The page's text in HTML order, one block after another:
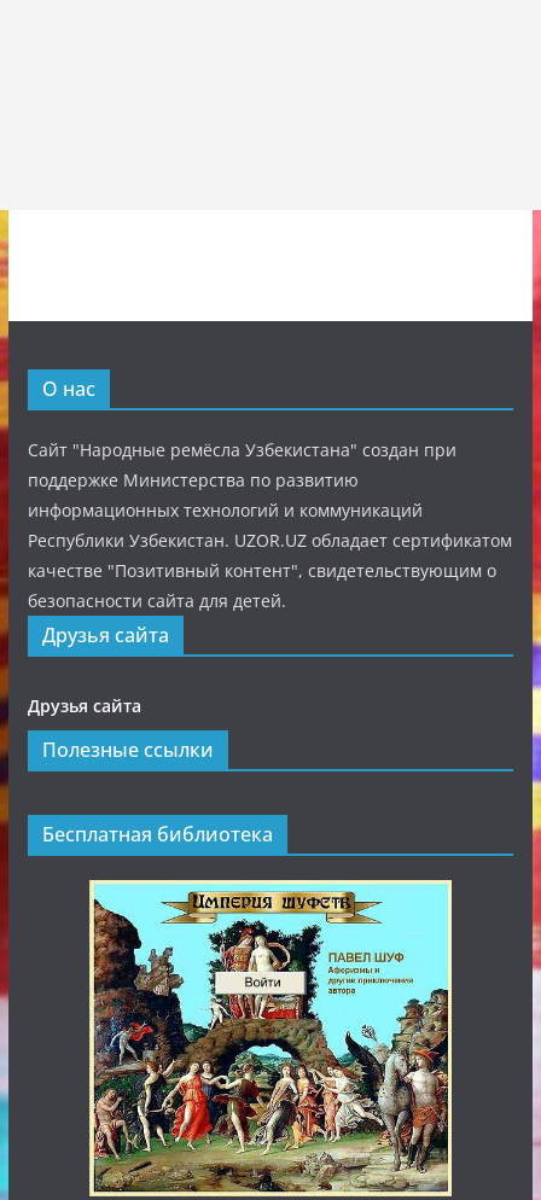
О нас
Сайт "Народные ремёсла Узбекистана" создан при
поддержке Министерства по развитию
информационных технологий и коммуникаций
Республики Узбекистан. UZOR.UZ обладает сертификатом
качестве "Позитивный контент", свидетельствующим о
безопасности сайта для детей.
Друзья сайта
Друзья сайта
Полезные ссылки
Бесплатная библиотека